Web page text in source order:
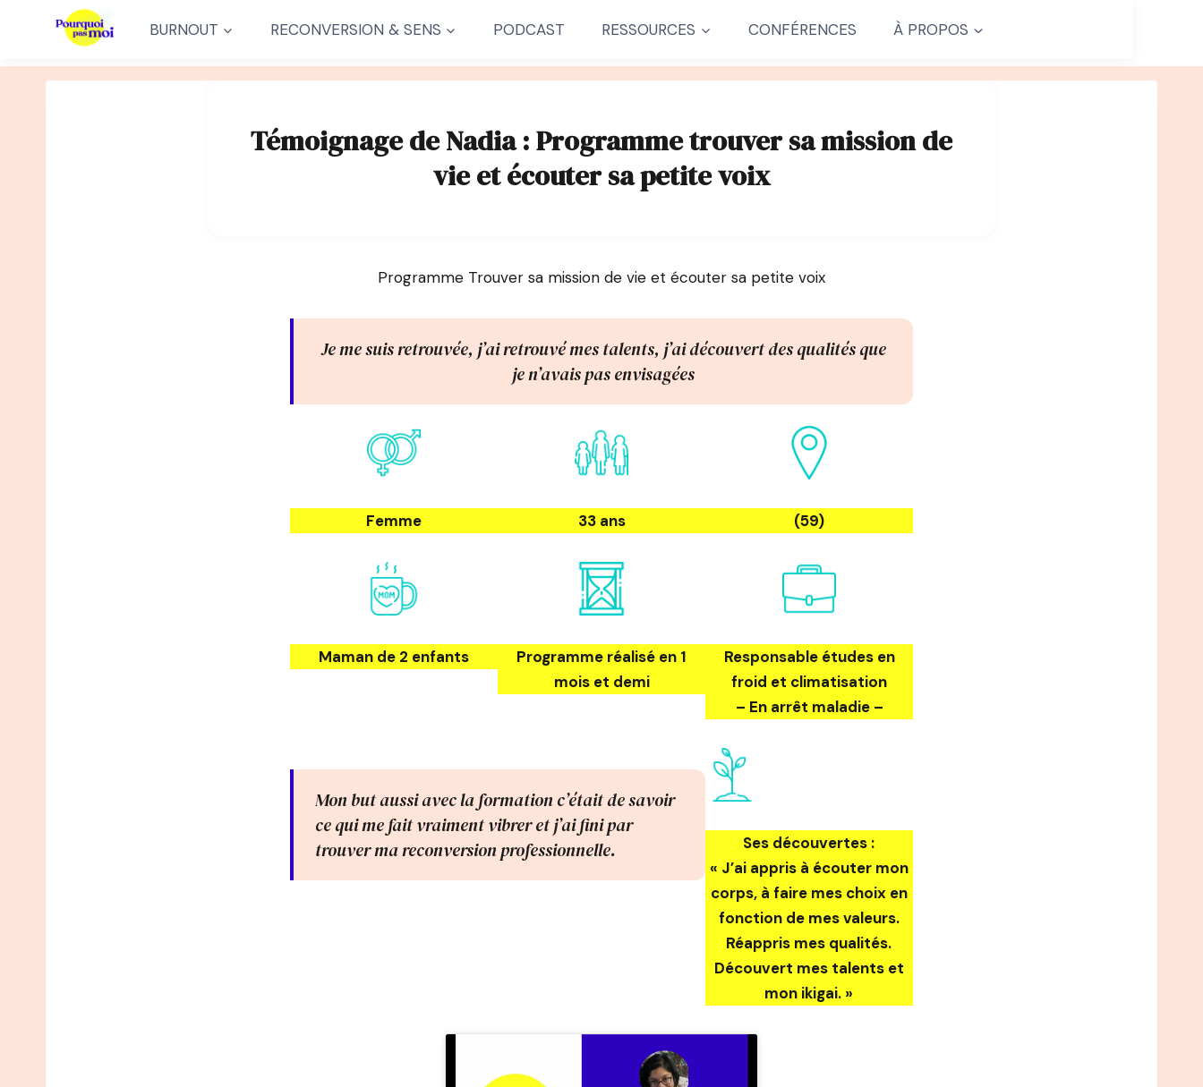
BURNOUT RECONVERSION & SENS PODCAST RESSOURCES CONFÉRENCES À PROPOS
Témoignage de Nadia : Programme trouver sa mission de
vie et écouter sa petite voix
Programme Trouver sa mission de vie et écouter sa petite voix
Je me suis retrouvée, j’ai retrouvé mes talents, j’ai découvert des qualités que
je n’avais pas envisagées
Femme 33 ans (59)
Maman de 2 enfants
Programme réalisé en 1
mois et demi
Responsable études en
froid et climatisation
– En arrêt maladie –
Mon but aussi avec la formation c’était de savoir
ce qui me fait vraiment vibrer et j’ai fini par
trouver ma reconversion professionnelle.
Ses découvertes :
« J’ai appris à écouter mon
corps, à faire mes choix en
fonction de mes valeurs.
Réappris mes qualités.
Découvert mes talents et
mon ikigai. »